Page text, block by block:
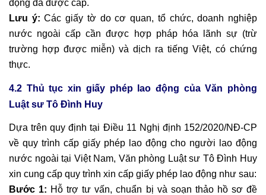
động đã được cấp.
Lưu ý: Các giấy tờ do cơ quan, tổ chức, doanh nghiệp
nước ngoài cấp cần được hợp pháp hóa lãnh sự (trừ
trường hợp được miễn) và dịch ra tiếng Việt, có chứng
thực.
4.2 Thủ tục xin giấy phép lao động của Văn phòng
Luật sư Tô Đình Huy
Dựa trên quy định tại Điều 11 Nghị định 152/2020/NĐ-CP
về quy trình cấp giấy phép lao động cho người lao động
nước ngoài tại Việt Nam, Văn phòng Luật sư Tô Đình Huy
xin cung cấp quy trình xin cấp giấy phép lao động như sau:
Bước 1: Hỗ trợ tư vấn, chuẩn bị và soạn thảo hồ sơ đề